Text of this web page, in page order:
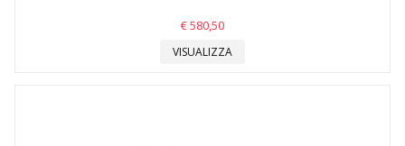
€ 580,50
VISUALIZZA